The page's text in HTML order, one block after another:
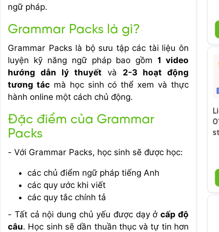
ngữ pháp.
Grammar Packs là gì?
Grammar Packs là bộ sưu tập các tài liệu ôn
luyện kỹ năng ngữ pháp bao gồm1 video
hướng dẫn lý thuyết và 2-3 hoạt động
tương tácmà học sinh có thể xem và thực
hành online một cách chủ động.
Đặc điểm của Grammar
Packs
- Với Grammar Packs, học sinh sẽ được học:
các chủ điểm ngữ pháp tiếng Anh
các quy ước khi viết
các quy tắc chính tả
- Tất cả nội dung chủ yếu được dạy ởcấp độ
câu. Học sinh sẽ dần thuần thục và tự tin hơn